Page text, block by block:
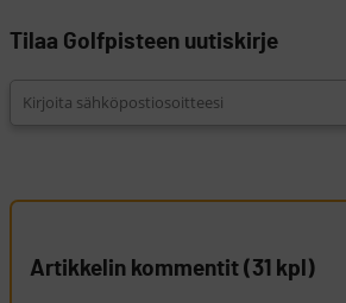
Tilaa Golfpisteen uutiskirje
Artikkelin kommentit (31 kpl)